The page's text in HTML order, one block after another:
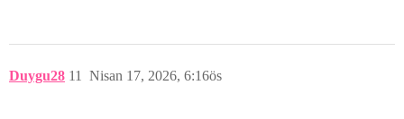
Duygu28 Nisan 17, 2026, 6:16ös
11